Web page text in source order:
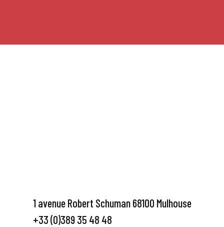
1 avenue Robert Schuman 68100 Mulhouse
+33 (0)389 35 48 48